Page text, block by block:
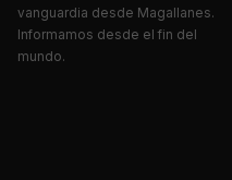
vanguardia desde Magallanes.
Informamos desde el fin del
mundo.